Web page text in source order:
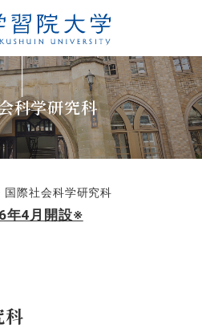
科学研究科
国際社会科学研究科
年4月開設※
科